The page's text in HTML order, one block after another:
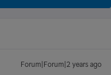
Forum|Forum|2 years ago